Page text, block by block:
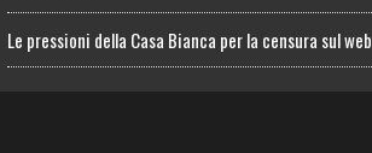
Le pressioni della Casa Bianca per la censura sul web